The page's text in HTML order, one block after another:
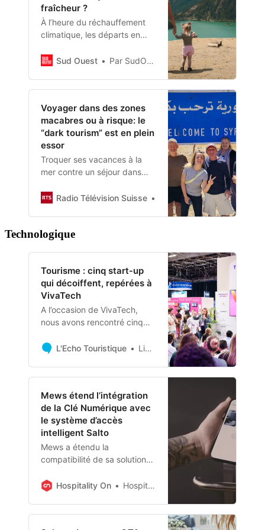
fraîcheur ?
À l’heure du réchauffement
climatique, les départs en
seulement l’occasion de se
plus de vacanciers, y
compris en France. Le
phénomène a même un nom,
la « coolcation ». Explications
Sud Ouest Par SudOuest.fr
Voyager dans des zones
macabres ou à risque: le
“dark tourism” est en plein
essor
Troquer ses vacances à la
mer contre un séjour dans
tourism” attire toujours plus
pas nouvelle, des entreprises
type de voyages, aussi
critiqués pour ses dérives.
Radio Télévision Suisse Radio Télévision Suisse
Technologique
Tourisme : cinq start-up
qui décoiffent, repérées à
VivaTech
A l’occasion de VivaTech,
nous avons rencontré cinq
l’écosystème du tourisme et
L'Echo Touristique Linda Lainé
Mews étend l’intégration
de la Clé Numérique avec
le système d’accès
intelligent Salto
Mews a étendu la
compatibilité de sa solution
technologie d’accès
Hospitality On Hospitality On